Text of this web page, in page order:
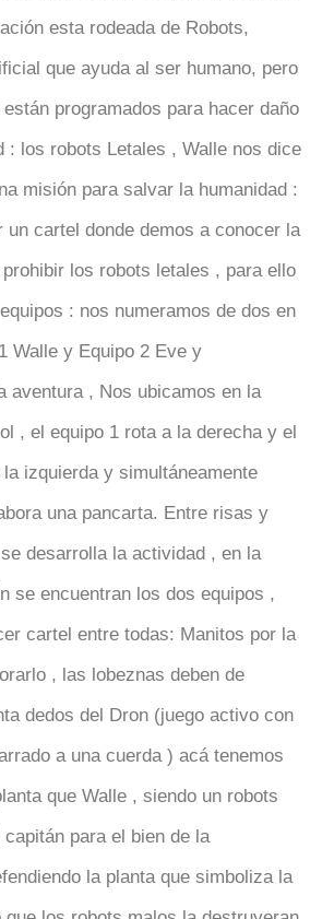
esta rodeada de Robots,
que ayuda al ser humano, pero
programados para hacer daño
: los robots Letales , Walle nos dice
misión para salvar la humanidad :
un cartel donde demos a conocer la
los robots letales , para ello
: nos numeramos de dos en
Walle y Equipo 2 Eve y
aventura , Nos ubicamos en la
, el equipo 1 rota a la derecha y el
izquierda y simultáneamente
una pancarta. Entre risas y
desarrolla la actividad , en la
se encuentran los dos equipos ,
cartel entre todas: Manitos por la
, las lobeznas deben de
dedos del Dron (juego activo con
a una cuerda ) acá tenemos
que Walle , siendo un robots
para el bien de la
la planta que simboliza la